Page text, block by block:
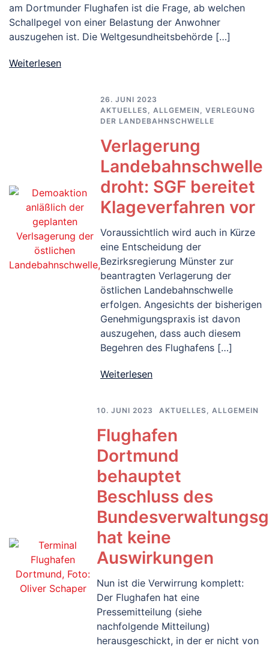
am Dortmunder Flughafen ist die Frage, ab welchen
Schallpegel von einer Belastung der Anwohner
auszugehen ist. Die Weltgesundheitsbehörde […]
Weiterlesen
26. JUNI 2023
AKTUELLES
ALLGEMEIN
VERLEGUNG
DER LANDEBAHNSCHWELLE
Verlagerung
Landebahnschwelle
droht: SGF bereitet
Klageverfahren vor
Voraussichtlich wird auch in Kürze
eine Entscheidung der
Bezirksregierung Münster zur
beantragten Verlagerung der
östlichen Landebahnschwelle
erfolgen. Angesichts der bisherigen
Genehmigungspraxis ist davon
auszugehen, dass auch diesem
Begehren des Flughafens […]
Weiterlesen
10. JUNI 2023 AKTUELLES ,ALLGEMEIN
Flughafen
Dortmund
behauptet
Beschluss des
hat keine
Auswirkungen
Nun ist die Verwirrung komplett:
Der Flughafen hat eine
Pressemitteilung (siehe
nachfolgende Mitteilung)
herausgeschickt, in der er nicht von